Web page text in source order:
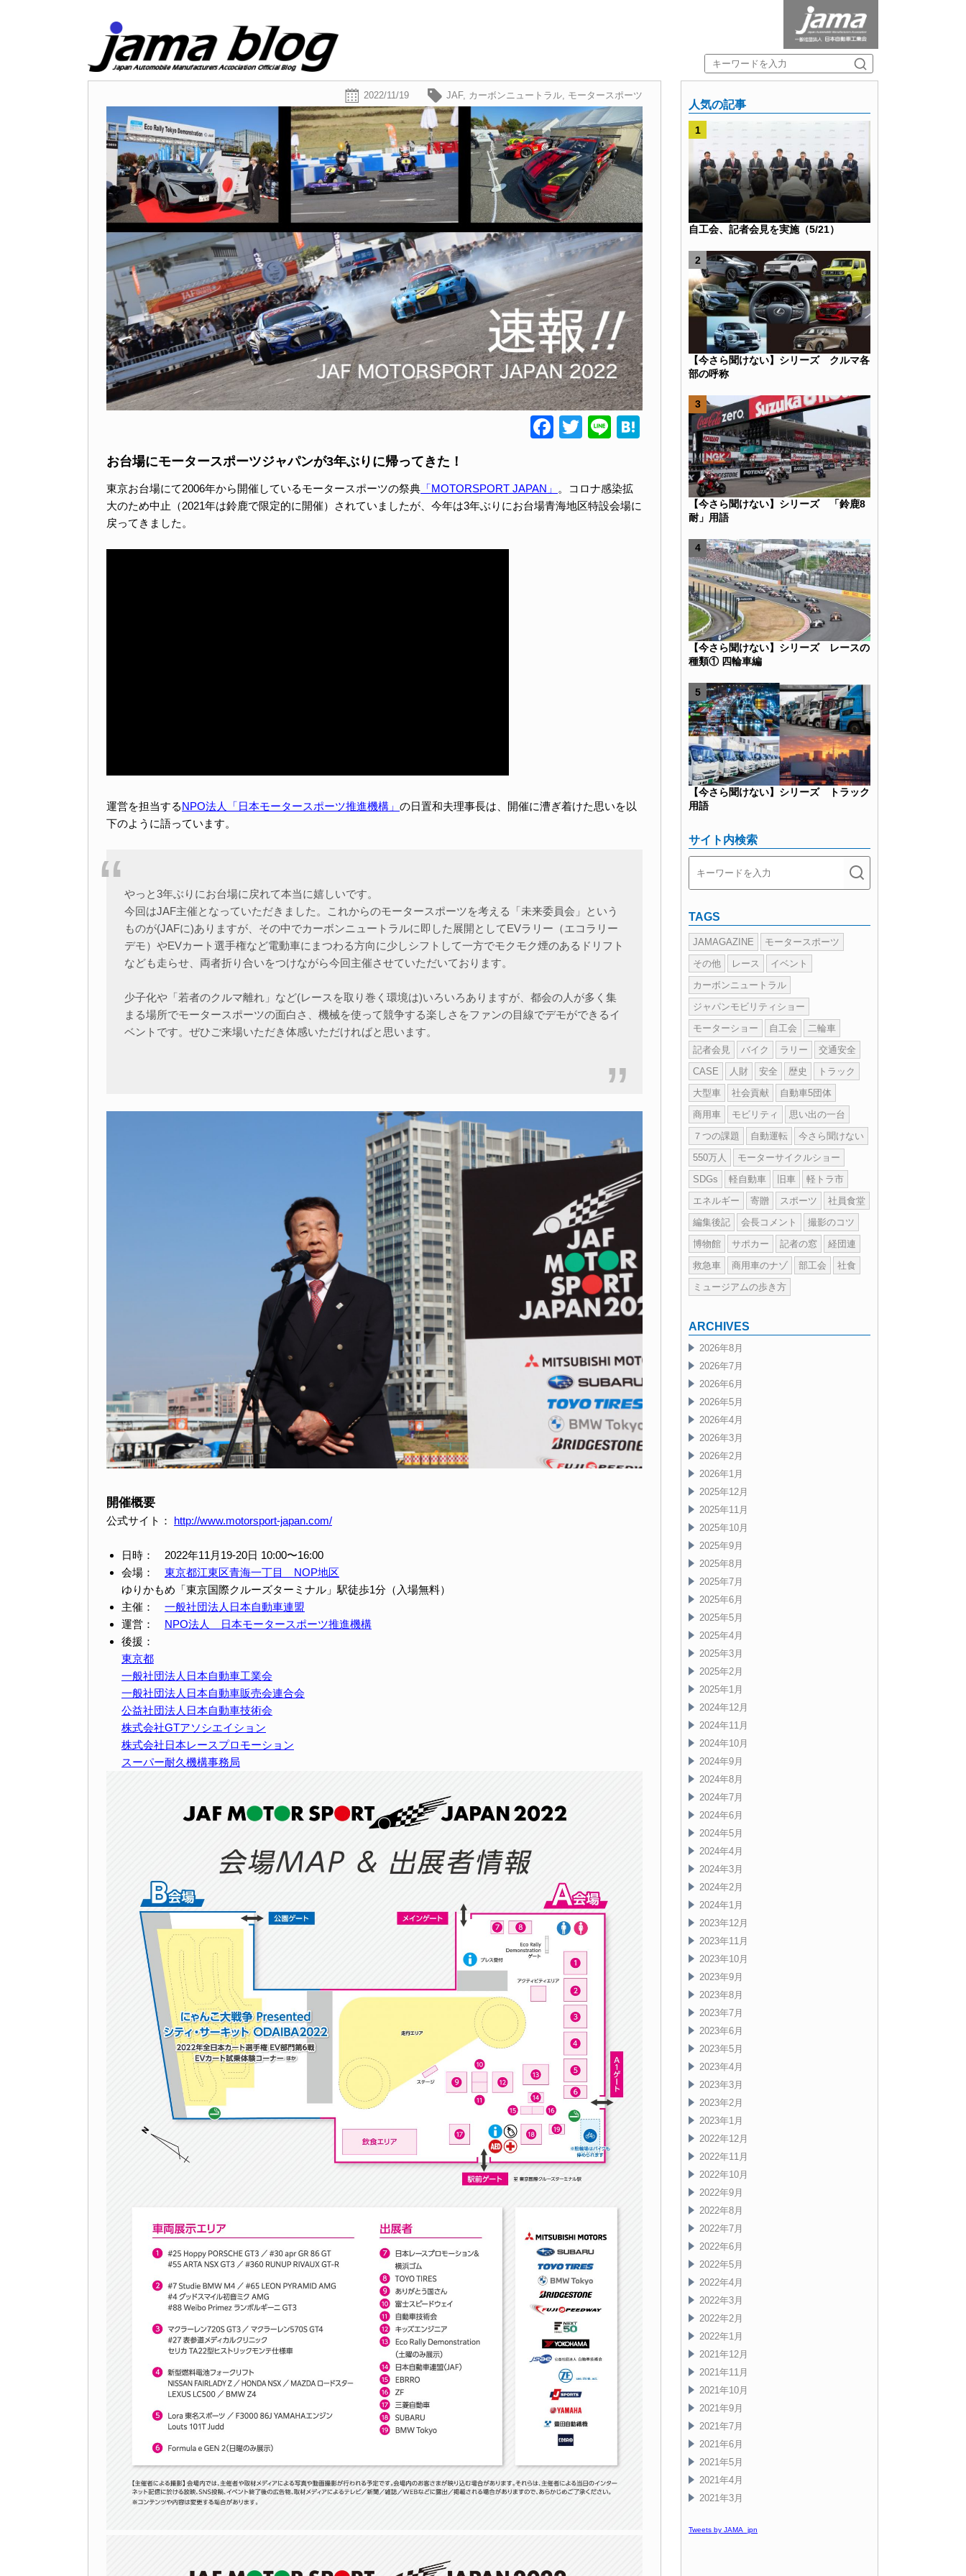
2022/11/19 JAF, カーボンニュートラル, モータースポーツ
Facebook
Twitter
Line Hatena
お台場にモータースポーツジャパンが3年ぶりに帰ってきた！
東京お台場にて2006年から開催しているモータースポーツの祭典 「MOTORSPORT JAPAN」
。コロナ感染拡
大のため中止（2021年は鈴鹿で限定的に開催）されていましたが、今年は3年ぶりにお台場青海地区特設会場に
戻ってきました。
運営を担当するNPO法人「日本モータースポーツ推進機構」 の日置和夫理事長は、開催に漕ぎ着けた思いを以
下のように語っています。
やっと3年ぶりにお台場に戻れて本当に嬉しいです。
今回はJAF主催となっていただきました。これからのモータースポーツを考える「未来委員会」という
ものが(JAFに)ありますが、その中でカーボンニュートラルに即した展開としてEVラリー（エコラリー
デモ）やEVカート選手権など電動車にまつわる方向に少しシフトして一方でモクモク煙のあるドリフト
なども走らせ、両者折り合いをつけながら今回主催させていただいております。
少子化や「若者のクルマ離れ」など(レースを取り巻く環境は)いろいろありますが、都会の人が多く集
まる場所でモータースポーツの面白さ、機械を使って競争する楽しさをファンの目線でデモができるイ
ベントです。ぜひご来場いただき体感いただければと思います。
開催概要
公式サイト： http://www.motorsport-japan.com/
日時： 2022年11月19-20日 10:00〜16:00
会場： 東京都江東区青海一丁目 NOP地区
ゆりかもめ「東京国際クルーズターミナル」駅徒歩1分（入場無料）
主催： 一般社団法人日本自動車連盟
運営： NPO法人 日本モータースポーツ推進機構
後援：
東京都
一般社団法人日本自動車工業会
一般社団法人日本自動車販売会連合会
公益社団法人日本自動車技術会
株式会社GTアソシエイション
株式会社日本レースプロモーション
スーパー耐久機構事務局
人気の記事
自工会、記者会見を実施（5/21）
【今さら聞けない】シリーズ クルマ各
部の呼称
【今さら聞けない】シリーズ 「鈴鹿8
耐」用語
【今さら聞けない】シリーズ レースの
種類① 四輪車編
【今さら聞けない】シリーズ トラック
用語
サイト内検索
TAGS
JAMAGAZINE
モータースポーツ
その他
レース
イベント
カーボンニュートラル
ジャパンモビリティショー
モーターショー
自工会
二輪車
記者会見
バイク ラリー
交通安全
CASE
人財 安全 歴史
トラック
大型車
社会貢献
自動車5団体
商用車
モビリティ
思い出の一台
７つの課題
自動運転
今さら聞けない
550万人
モーターサイクルショー
SDGs
軽自動車 旧車
軽トラ市
エネルギー
寄贈 スポーツ
社員食堂
編集後記
会長コメント
撮影のコツ
博物館
サポカー 記者の窓
経団連
救急車
商用車のナゾ 部工会
社食
ミュージアムの歩き方
ARCHIVES
2026年8月
2026年7月
2026年6月
2026年5月
2026年4月
2026年3月
2026年2月
2026年1月
2025年12月
2025年11月
2025年10月
2025年9月
2025年8月
2025年7月
2025年6月
2025年5月
2025年4月
2025年3月
2025年2月
2025年1月
2024年12月
2024年11月
2024年10月
2024年9月
2024年8月
2024年7月
2024年6月
2024年5月
2024年4月
2024年3月
2024年2月
2024年1月
2023年12月
2023年11月
2023年10月
2023年9月
2023年8月
2023年7月
2023年6月
2023年5月
2023年4月
2023年3月
2023年2月
2023年1月
2022年12月
2022年11月
2022年10月
2022年9月
2022年8月
2022年7月
2022年6月
2022年5月
2022年4月
2022年3月
2022年2月
2022年1月
2021年12月
2021年11月
2021年10月
2021年9月
2021年7月
2021年6月
2021年5月
2021年4月
2021年3月
Tweets by JAMA_jpn